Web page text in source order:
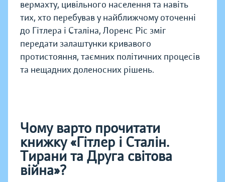
вермахту, цивільного населення та навіть
тих, хто перебував у найближчому оточенні
до Гітлера і Сталіна, Лоренс Ріс зміг
передати залаштунки кривавого
протистояння, таємних політичних процесів
та нещадних доленосних рішень.
Чому варто прочитати
книжку «Гітлер і Сталін.
Тирани та Друга світова
війна»?